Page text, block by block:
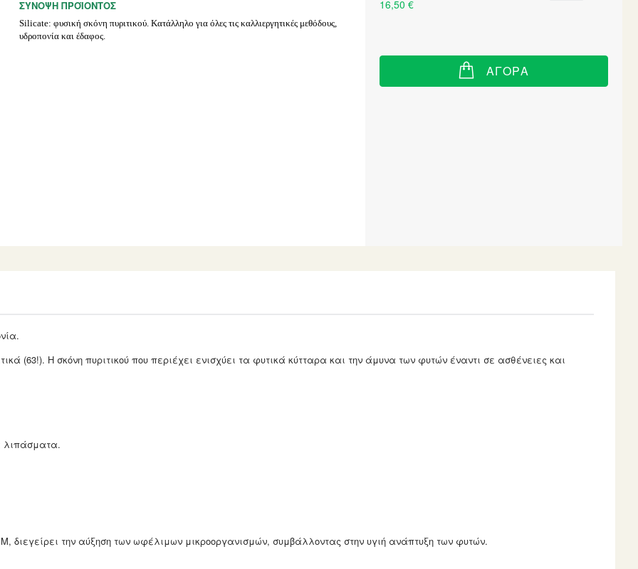
ΣΎΝΟΨΗ ΠΡΟΪΌΝΤΟΣ
Silicate: φυσική σκόνη πυριτικού. Κατάλληλο για όλες τις καλλιεργητικές μεθόδους,
υδροπονία και έδαφος.
items
16,50 €
ΑΓΟΡΆ
(63!). Η σκόνη πυριτικού που περιέχει ενισχύει τα φυτικά κύτταρα και την άμυνα των φυτών έναντι σε ασθένειες και
λιπάσματα.
διεγείρει την αύξηση των ωφέλιμων μικροοργανισμών, συμβάλλοντας στην υγιή ανάπτυξη των φυτών.